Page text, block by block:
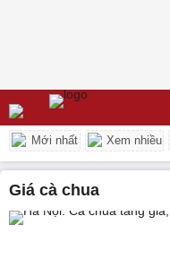
Mới nhất Xem nhiều
giá cà chua